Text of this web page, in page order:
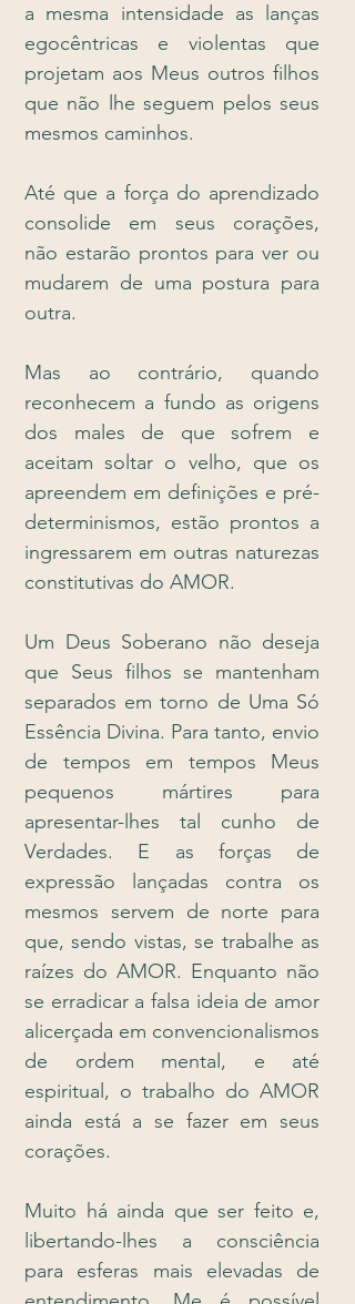
a mesma intensidade as lanças
egocêntricas e violentas que
projetam aos Meus outros filhos
que não lhe seguem pelos seus
mesmos caminhos.
Até que a força do aprendizado
consolide em seus corações,
não estarão prontos para ver ou
mudarem de uma postura para
outra.
Mas ao contrário, quando
reconhecem a fundo as origens
dos males de que sofrem e
aceitam soltar o velho, que os
apreendem em definições e pré-
determinismos, estão prontos a
ingressarem em outras naturezas
constitutivas do AMOR.
Um Deus Soberano não deseja
que Seus filhos se mantenham
separados em torno de Uma Só
Essência Divina. Para tanto, envio
de tempos em tempos Meus
pequenos mártires para
apresentar-lhes tal cunho de
Verdades. E as forças de
expressão lançadas contra os
mesmos servem de norte para
que, sendo vistas, se trabalhe as
raízes do AMOR. Enquanto não
se erradicar a falsa ideia de amor
alicerçada em convencionalismos
de ordem mental, e até
espiritual, o trabalho do AMOR
ainda está a se fazer em seus
corações.
Muito há ainda que ser feito e,
libertando-lhes a consciência
para esferas mais elevadas de